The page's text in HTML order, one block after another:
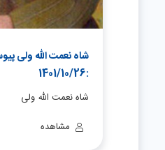
:1401/10/26
شاه نعمت الله ولی
مشاهده